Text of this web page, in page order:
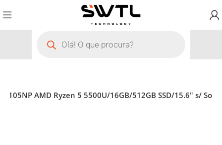
AMD Ryzen 5 5500U/16GB/512GB SSD/15.6″ s/ So